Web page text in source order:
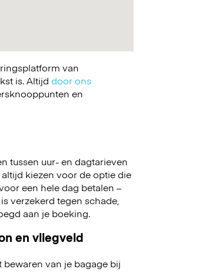
van
is. Altijd door ons
en
tussen uur- en dagtarieven
kiezen voor de optie die
een hele dag betalen –
verzekerd tegen schade,
aan je boeking.
en vliegveld
bewaren van je bagage bij